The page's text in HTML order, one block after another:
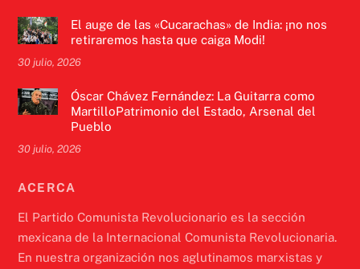
El auge de las «Cucarachas» de India: ¡no nos
retiraremos hasta que caiga Modi!
30 julio, 2026
Óscar Chávez Fernández: La Guitarra como
MartilloPatrimonio del Estado, Arsenal del
Pueblo
30 julio, 2026
ACERCA
El Partido Comunista Revolucionario es la sección
mexicana de la Internacional Comunista Revolucionaria.
En nuestra organización nos aglutinamos marxistas y